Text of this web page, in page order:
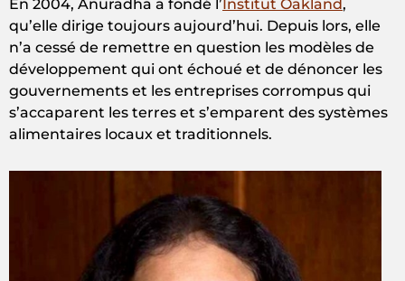
En 2004, Anuradha a fondé l’ Institut Oakland,
qu’elle dirige toujours aujourd’hui. Depuis lors, elle
n’a cessé de remettre en question les modèles de
développement qui ont échoué et de dénoncer les
gouvernements et les entreprises corrompus qui
s’accaparent les terres et s’emparent des systèmes
alimentaires locaux et traditionnels.